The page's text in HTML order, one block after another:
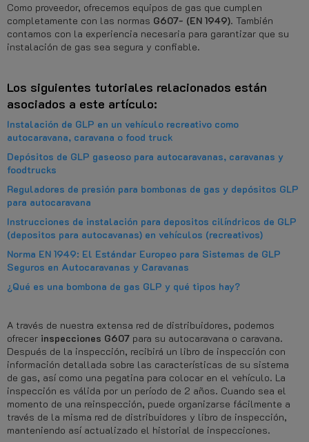
Como proveedor, ofrecemos equipos de gas que cumplen
completamente con las normas G607- (EN 1949). También
contamos con la experiencia necesaria para garantizar que su
instalación de gas sea segura y confiable.
Los siguientes tutoriales relacionados están
asociados a este artículo:
Instalación de GLP en un vehículo recreativo como
autocaravana, caravana o food truck
Depósitos de GLP gaseoso para autocaravanas, caravanas y
foodtrucks
Reguladores de presión para bombonas de gas y depósitos GLP
para autocaravana
Instrucciones de instalación para depositos cilíndricos de GLP
(depositos para autocavanas) en vehículos (recreativos)
Norma EN 1949: El Estándar Europeo para Sistemas de GLP
Seguros en Autocaravanas y Caravanas
¿Qué es una bombona de gas GLP y qué tipos hay?
A través de nuestra extensa red de distribuidores, podemos
ofrecer inspecciones G607 para su autocaravana o caravana.
Después de la inspección, recibirá un libro de inspección con
información detallada sobre las características de su sistema
de gas, así como una pegatina para colocar en el vehículo. La
inspección es válida por un período de 2 años. Cuando sea el
momento de una reinspección, puede organizarse fácilmente a
través de la misma red de distribuidores y libro de inspección,
manteniendo así actualizado el historial de inspecciones.